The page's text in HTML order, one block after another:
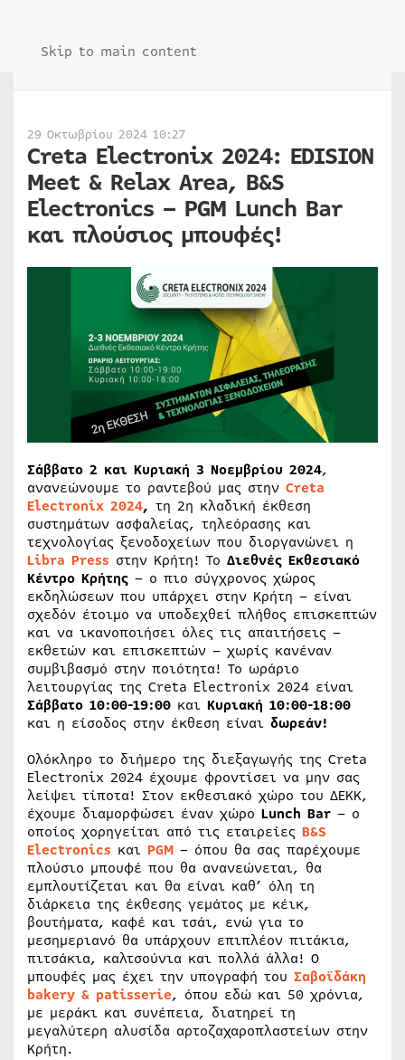
Skip to main content
29 Οκτωβρίου 2024 10:27
Creta Electronix 2024: EDISION
Meet & Relax Area, B&S
Electronics – PGM Lunch Bar
και πλούσιος μπουφές!
Σάββατο 2 και Κυριακή 3 Νοεμβρίου 2024,
ανανεώνουμε το ραντεβού μας στην Creta
Electronix 2024, τη 2η κλαδική έκθεση
συστημάτων ασφαλείας, τηλεόρασης και
τεχνολογίας ξενοδοχείων που διοργανώνει η
Libra Press στην Κρήτη! Το Διεθνές Εκθεσιακό
Κέντρο Κρήτης – o πιο σύγχρονος χώρος
εκδηλώσεων που υπάρχει στην Κρήτη – είναι
σχεδόν έτοιμο να υποδεχθεί πλήθος επισκεπτών
και να ικανοποιήσει όλες τις απαιτήσεις –
εκθετών και επισκεπτών – χωρίς κανέναν
συμβιβασμό στην ποιότητα! Το ωράριο
λειτουργίας της Creta Electronix 2024 είναι
Σάββατο 10:00-19:00 και Κυριακή 10:00-18:00
και η είσοδος στην έκθεση είναι δωρεάν!
Ολόκληρο το διήμερο της διεξαγωγής της Creta
Electronix 2024 έχουμε φροντίσει να μην σας
λείψει τίποτα! Στον εκθεσιακό χώρο του ΔΕΚΚ,
έχουμε διαμορφώσει έναν χώρο Lunch Bar – ο
οποίος χορηγείται από τις εταιρείες B&S
Electronics και PGM – όπου θα σας παρέχουμε
πλούσιο μπουφέ που θα ανανεώνεται, θα
εμπλουτίζεται και θα είναι καθ’ όλη τη
διάρκεια της έκθεσης γεμάτος με κέικ,
βουτήματα, καφέ και τσάι, ενώ για το
μεσημεριανό θα υπάρχουν επιπλέον πιτάκια,
πιτσάκια, καλτσούνια και πολλά άλλα! Ο
μπουφές μας έχει την υπογραφή του Σαβοϊδάκη
bakery & patisserie, όπου εδώ και 50 χρόνια,
με μεράκι και συνέπεια, διατηρεί τη
μεγαλύτερη αλυσίδα αρτοζαχαροπλαστείων στην
Κρήτη.